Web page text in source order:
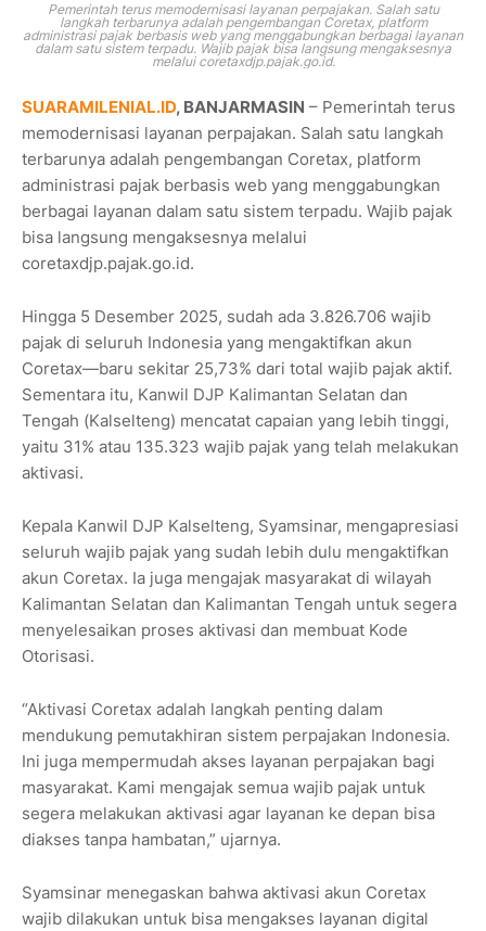
Pemerintah terus memodernisasi layanan perpajakan. Salah satu
langkah terbarunya adalah pengembangan Coretax, platform
administrasi pajak berbasis web yang menggabungkan berbagai layanan
dalam satu sistem terpadu. Wajib pajak bisa langsung mengaksesnya
melalui coretaxdjp.pajak.go.id.
SUARAMILENIAL.ID, BANJARMASIN – Pemerintah terus
memodernisasi layanan perpajakan. Salah satu langkah
terbarunya adalah pengembangan Coretax, platform
administrasi pajak berbasis web yang menggabungkan
berbagai layanan dalam satu sistem terpadu. Wajib pajak
bisa langsung mengaksesnya melalui
coretaxdjp.pajak.go.id.
Hingga 5 Desember 2025, sudah ada 3.826.706 wajib
pajak di seluruh Indonesia yang mengaktifkan akun
Coretax—baru sekitar 25,73% dari total wajib pajak aktif.
Sementara itu, Kanwil DJP Kalimantan Selatan dan
Tengah (Kalselteng) mencatat capaian yang lebih tinggi,
yaitu 31% atau 135.323 wajib pajak yang telah melakukan
aktivasi.
Kepala Kanwil DJP Kalselteng, Syamsinar, mengapresiasi
seluruh wajib pajak yang sudah lebih dulu mengaktifkan
akun Coretax. Ia juga mengajak masyarakat di wilayah
Kalimantan Selatan dan Kalimantan Tengah untuk segera
menyelesaikan proses aktivasi dan membuat Kode
Otorisasi.
“Aktivasi Coretax adalah langkah penting dalam
mendukung pemutakhiran sistem perpajakan Indonesia.
Ini juga mempermudah akses layanan perpajakan bagi
masyarakat. Kami mengajak semua wajib pajak untuk
segera melakukan aktivasi agar layanan ke depan bisa
diakses tanpa hambatan,” ujarnya.
Syamsinar menegaskan bahwa aktivasi akun Coretax
wajib dilakukan untuk bisa mengakses layanan digital